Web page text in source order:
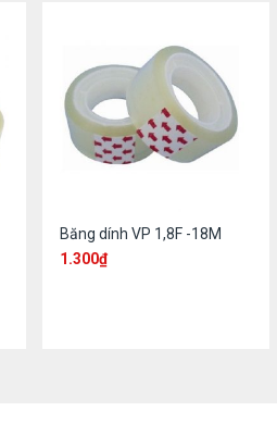
Băng dính VP 1,8F -18M
1.300₫